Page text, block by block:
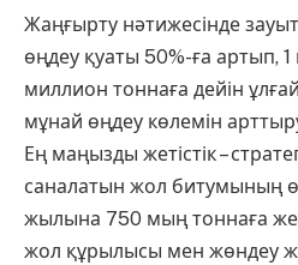
Жаңғырту нәтижесінде
өңдеу қуаты 50%-ға артып,
миллион тоннаға дейін
мұнай өңдеу көлемін
Ең маңызды жетістік –
саналатын жол битумының
жылына 750 мың тоннаға
жол құрылысы мен жөндеу